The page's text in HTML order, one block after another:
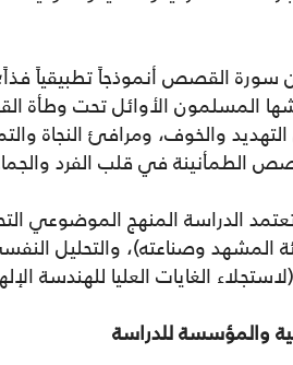
سورة القصص أنموذجاً تطبيقياً
المسلمون الأوائل تحت وطأة
والخوف، ومرافئ النجاة
الطمأنينة في قلب الفرد
الدراسة المنهج الموضوعي
المشهد وصناعته)، والتحليل
الغايات العليا للهندسة
والمؤسسة للدراسة